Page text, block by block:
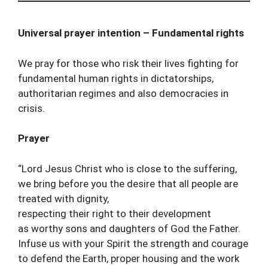
Universal prayer intention – Fundamental rights
We pray for those who risk their lives fighting for
fundamental human rights in dictatorships,
authoritarian regimes and also democracies in
crisis.
Prayer
“Lord Jesus Christ who is close to the suffering,
we bring before you the desire that all people are
treated with dignity,
respecting their right to their development
as worthy sons and daughters of God the Father.
Infuse us with your Spirit the strength and courage
to defend the Earth, proper housing and the work